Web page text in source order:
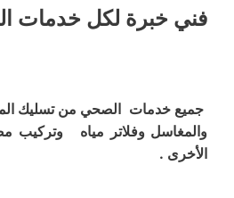
فني خبرة لكل خدمات
جميع خدمات الصحي من تسليك
والمغاسل وفلاتر مياه وتركيب
الأخرى .